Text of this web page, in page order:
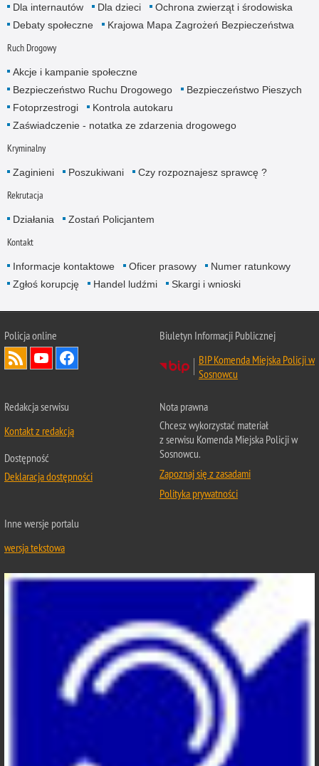
Dla internautów
Dla dzieci
Ochrona zwierząt i środowiska
Debaty społeczne
Krajowa Mapa Zagrożeń Bezpieczeństwa
Ruch Drogowy
Akcje i kampanie społeczne
Bezpieczeństwo Ruchu Drogowego
Bezpieczeństwo Pieszych
Fotoprzestrogi
Kontrola autokaru
Zaświadczenie - notatka ze zdarzenia drogowego
Kryminalny
Zaginieni Poszukiwani Czy rozpoznajesz sprawcę ?
Rekrutacja
Działania Zostań Policjantem
Kontakt
Informacje kontaktowe Oficer prasowy
Numer ratunkowy
Zgłoś korupcję
Handel ludźmi Skargi i wnioski
Policja online
Biuletyn Informacji Publicznej
BIP Komenda Miejska Policji w
Sosnowcu
Redakcja serwisu
Kontakt z redakcją
Dostępność
Deklaracja dostępności
Nota prawna
Chcesz wykorzystać materiał
z serwisu Komenda Miejska Policji w
Sosnowcu.
Zapoznaj się z zasadami
Polityka prywatności
Inne wersje portalu
wersja tekstowa